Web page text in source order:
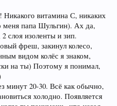
витамина С, никаких
меня папа Шульгин). Ах да,
слоя изоленты и зип.
фреш, закинул колесо,
видом колёс я знаком,
на ты) Поэтому я понимал,
минут 20-30. Всё как обычно,
холодно. Появляется